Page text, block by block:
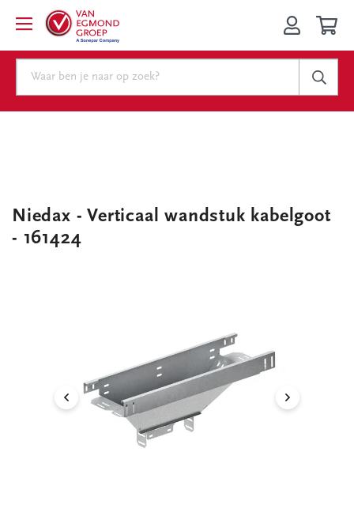
Niedax - Verticaal wandstuk kabelgoot
- 161424